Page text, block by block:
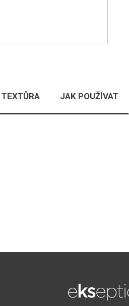
TEXTŮRA JAK POUŽÍVAT